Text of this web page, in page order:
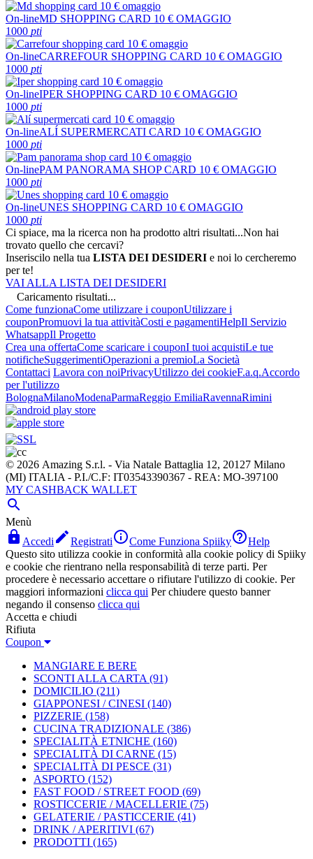
On-lineMD SHOPPING CARD 10 € OMAGGIO
1000 pti
On-lineCARREFOUR SHOPPING CARD 10 € OMAGGIO
1000 pti
On-lineIPER SHOPPING CARD 10 € OMAGGIO
1000 pti
On-lineALÍ SUPERMERCATI CARD 10 € OMAGGIO
1000 pti
On-linePAM PANORAMA SHOP CARD 10 € OMAGGIO
1000 pti
On-lineUNES SHOPPING CARD 10 € OMAGGIO
1000 pti
Ci spiace, ma la ricerca non ha prodotto altri risultati...Non hai
trovato quello che cercavi?
Inseriscilo nella tua LISTA DEI DESIDERI e noi lo cercheremo
per te!
VAI ALLA LISTA DEI DESIDERI
Caricamento risultati...
Come funzionaCome utilizzare i couponUtilizzare i
couponPromuovi la tua attivitàCosti e pagamentiHelpIl Servizio
WhatsappIl Progetto
Crea una offertaCome scaricare i couponI tuoi acquistiLe tue
notificheSuggerimentiOperazioni a premioLa Società
Contattaci Lavora con noiPrivacyUtilizzo dei cookieF.a.q.Accordo
per l'utilizzo
BolognaMilanoModenaParmaReggio EmiliaRavennaRimini
© 2026 Amazing S.r.l. - Via Natale Battaglia 12, 20127 Milano
(MI) ITALIA - P.I./C.F: IT03543390367 - REA: MO-397100
MY CASHBACK WALLET

Menù
 Accedi RegistratiCome Funziona SpiikyHelp
Questo sito utilizza cookie in conformità alla cookie policy di Spiiky
e cookie che rientrano nella responsabilità di terze parti. Per
procedere è necessario accettare o rifiutare l'utilizzo di cookie. Per
maggiori informazioni clicca qui Per chiudere questo banner
negando il consenso clicca qui
Accetta e chiudi
Rifiuta
Coupon
MANGIARE E BERE
SCONTI ALLA CARTA (91)
DOMICILIO (211)
GIAPPONESI / CINESI (140)
PIZZERIE (158)
CUCINA TRADIZIONALE (386)
SPECIALITÀ ETNICHE (160)
SPECIALITÀ DI CARNE (15)
SPECIALITÀ DI PESCE (31)
ASPORTO (152)
FAST FOOD / STREET FOOD (69)
ROSTICCERIE / MACELLERIE (75)
GELATERIE / PASTICCERIE (41)
DRINK / APERITIVI (67)
PRODOTTI (165)